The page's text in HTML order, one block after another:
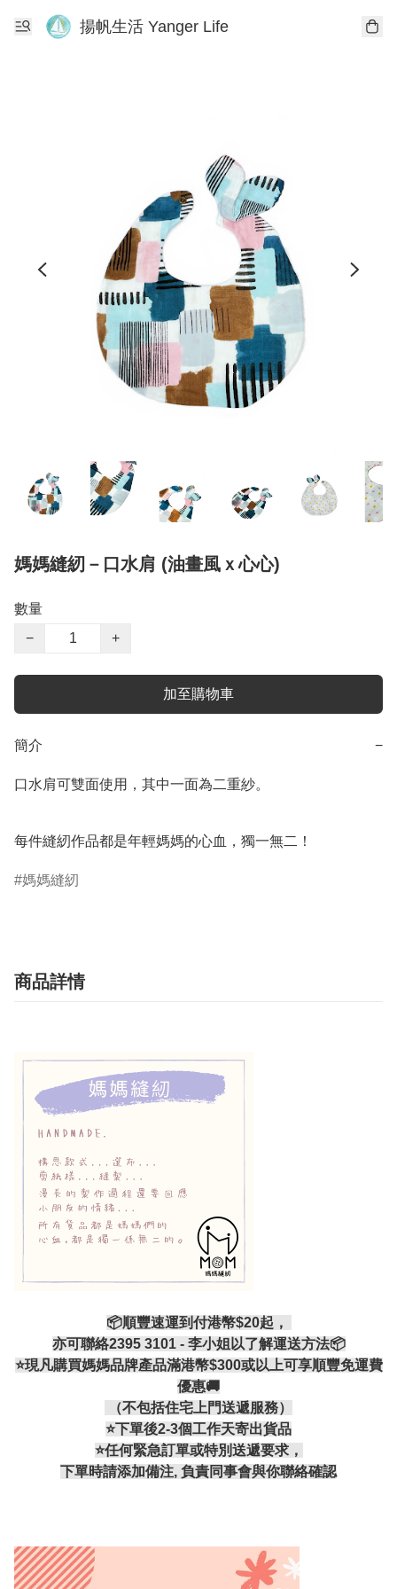
揚帆生活 Yanger Life
媽媽縫紉－口水肩 (油畫風ｘ心心)
數量
−
+
加至購物車
簡介 −
口水肩可雙面使用，其中一面為二重紗。
每件縫紉作品都是年輕媽媽的心血，獨一無二！
媽媽縫紉
商品詳情
📦順豐速運到付港幣$20起，
亦可聯絡2395 3101 - 李小姐以了解運送方法📦
⭐現凡購買媽媽品牌產品滿港幣$300或以上可享順豐免運費
優惠🚚
（不包括住宅上門送遞服務）
⭐️下單後2-3個工作天寄出貨品
⭐️任何緊急訂單或特別送遞要求，
下單時請添加備注, 負責同事會與你聯絡確認